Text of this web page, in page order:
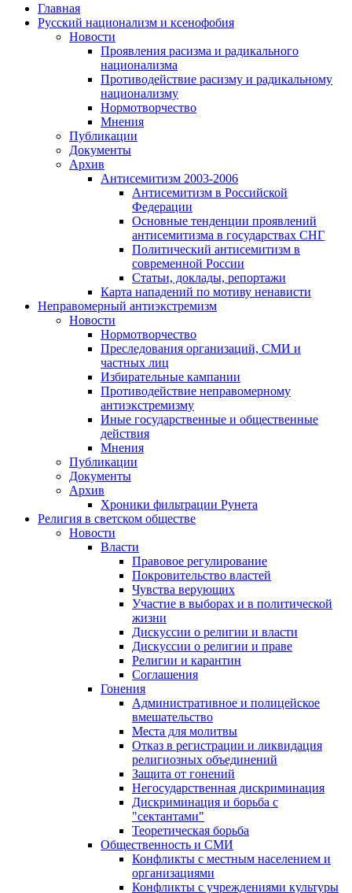
Главная
Русский национализм и ксенофобия
Новости
Проявления расизма и радикального
национализма
Противодействие расизму и радикальному
национализму
Нормотворчество
Мнения
Публикации
Документы
Архив
Антисемитизм 2003-2006
Антисемитизм в Российской
Федерации
Основные тенденции проявлений
антисемитизма в государствах СНГ
Политический антисемитизм в
современной России
Статьи, доклады, репортажи
Карта нападений по мотиву ненависти
Неправомерный антиэкстремизм
Новости
Нормотворчество
Преследования организаций, СМИ и
частных лиц
Избирательные кампании
Противодействие неправомерному
антиэкстремизму
Иные государственные и общественные
действия
Мнения
Публикации
Документы
Архив
Хроники фильтрации Рунета
Религия в светском обществе
Новости
Власти
Правовое регулирование
Покровительство властей
Чувства верующих
Участие в выборах и в политической
жизни
Дискуссии о религии и власти
Дискуссии о религии и праве
Религии и карантин
Соглашения
Гонения
Административное и полицейское
вмешательство
Места для молитвы
Отказ в регистрации и ликвидация
религиозных объединений
Защита от гонений
Негосударственная дискриминация
Дискриминация и борьба с
"сектантами"
Теоретическая борьба
Общественность и СМИ
Конфликты с местным населением и
организациями
Конфликты с учреждениями культуры